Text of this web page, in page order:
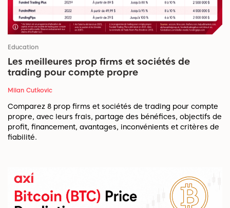
Education
Les meilleures prop firms et sociétés de
trading pour compte propre
Milan Cutkovic
Comparez 8 prop firms et sociétés de trading pour compte
propre, avec leurs frais, partage des bénéfices, objectifs de
profit, financement, avantages, inconvénients et critères de
fiabilité.